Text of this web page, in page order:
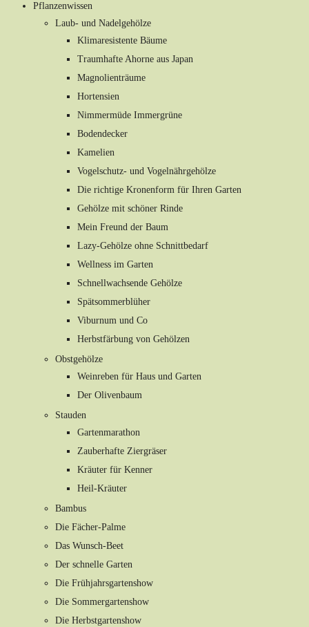
Pflanzenwissen
Laub- und Nadelgehölze
Klimaresistente Bäume
Traumhafte Ahorne aus Japan
Magnolienträume
Hortensien
Nimmermüde Immergrüne
Bodendecker
Kamelien
Vogelschutz- und Vogelnährgehölze
Die richtige Kronenform für Ihren Garten
Gehölze mit schöner Rinde
Mein Freund der Baum
Lazy-Gehölze ohne Schnittbedarf
Wellness im Garten
Schnellwachsende Gehölze
Spätsommerblüher
Viburnum und Co
Herbstfärbung von Gehölzen
Obstgehölze
Weinreben für Haus und Garten
Der Olivenbaum
Stauden
Gartenmarathon
Zauberhafte Ziergräser
Kräuter für Kenner
Heil-Kräuter
Bambus
Die Fächer-Palme
Das Wunsch-Beet
Der schnelle Garten
Die Frühjahrsgartenshow
Die Sommergartenshow
Die Herbstgartenshow